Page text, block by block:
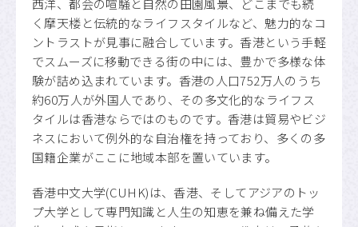
西洋、都会の喧騒と自然の田園風景、どこまでも続
く摩天楼と伝統的なライフスタイルなど、魅力的なコ
ントラストが見事に融合しています。香港という手軽
でスムーズに移動できる街の中には、豊かで多様な体
験が詰め込まれています。香港の人口752万人のうち
約60万人が外国人であり、その多文化的なライフス
タイルは香港ならではのものです。香港は貿易やビジ
ネスにおいて例外的な自治権を持っており、多くの多
国籍企業がここに地域本部を置いています。
香港中文大学(CUHK)は、香港、そしてアジアのトッ
プ大学として専門知識と人生の知恵を兼ね備えた学